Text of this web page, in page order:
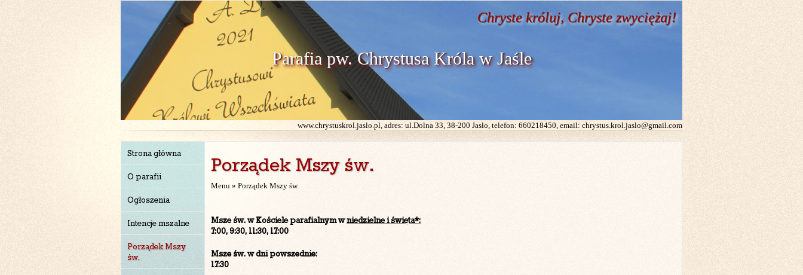
Chryste króluj, Chryste zwyciężaj!
Parafia pw. Chrystusa Króla w Jaśle
www.chrystuskrol.jaslo.pl, adres: ul.Dolna 33, 38-200 Jasło, telefon: 660218450, email: chrystus.krol.jaslo@gmail.com
Strona główna
O parafii
Ogłoszenia
Intencje mszalne
Porządek Mszy
św.
Porządek Mszy św.
Menu » Porządek Mszy św.
Msze św. w Kościele parafialnym wniedzielne i święta*:
7:00, 9:30, 11:30, 17:00
Msze św. w dni powszednie:
17:30